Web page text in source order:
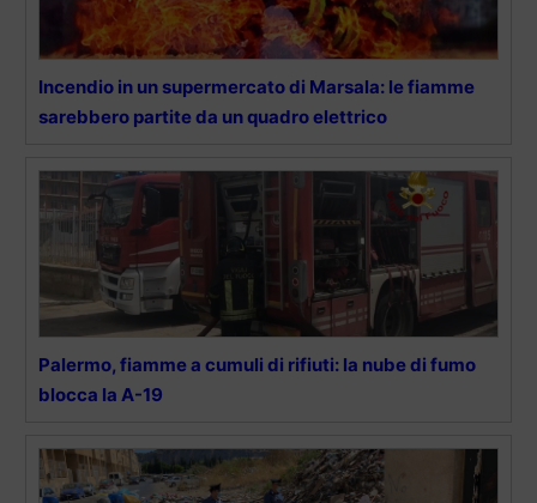
Incendio in un supermercato di Marsala: le fiamme
sarebbero partite da un quadro elettrico
Palermo, fiamme a cumuli di rifiuti: la nube di fumo
blocca la A-19